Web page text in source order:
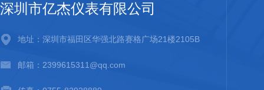
深圳市亿杰仪表有限公司
地址：深圳市福田区华强北路赛格广场21楼2105B
邮箱：2399615311@qq.com